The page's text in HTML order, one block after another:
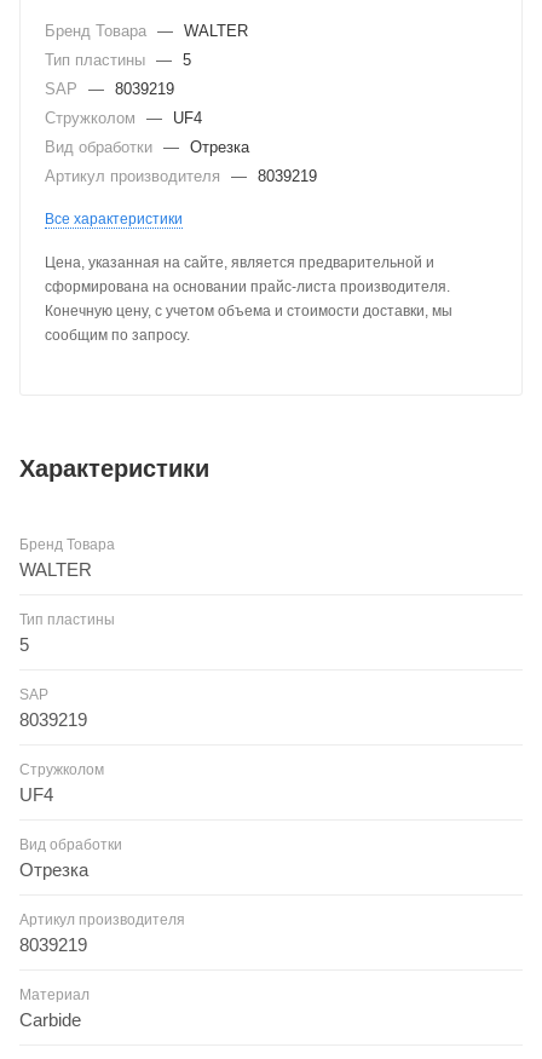
Бренд Товара — WALTER
Тип пластины — 5
SAP
— 8039219
Стружколом
—
UF4
Вид обработки — Отрезка
Артикул производителя
— 8039219
Все характеристики
Цена, указанная на сайте, является предварительной и
сформирована на основании прайс-листа производителя.
Конечную цену, с учетом объема и стоимости доставки, мы
сообщим по запросу.
Характеристики
Бренд Товара
WALTER
Тип пластины
5
SAP
8039219
Стружколом
UF4
Вид обработки
Отрезка
Артикул производителя
8039219
Материал
Carbide